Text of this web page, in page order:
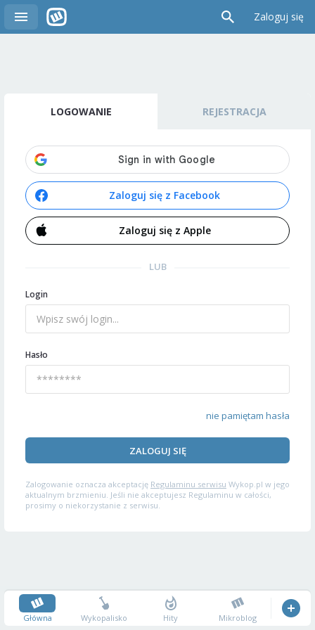
Zaloguj się
LOGOWANIE REJESTRACJA
Zaloguj się z Facebook
Zaloguj się z Apple
LUB
Login
Hasło
nie pamiętam hasła
ZALOGUJ SIĘ
Zalogowanie oznacza akceptację Regulaminu serwisu Wykop.pl w jego
aktualnym brzmieniu. Jeśli nie akceptujesz Regulaminu w całości,
prosimy o niekorzystanie z serwisu.
Główna Wykopalisko Hity Mikroblog